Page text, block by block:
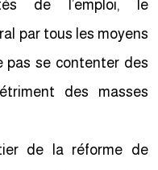
de l’emploi, le
par tous les moyens
pas se contenter des
des masses
de la réforme de